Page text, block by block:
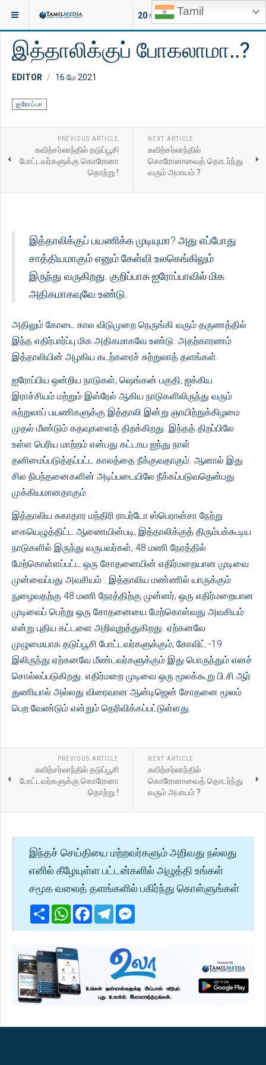
Tamil
20 NEW ARTICLES
இருக்குமிடம்: செய்திகள்
இத்தாலிக்குப் போகலாமா..?
EDITOR 16 மே 2021
ஐரோப்பா
PREVIOUS ARTICLE
சுவிற்சர்லாந்தில் தடுப்பூசி
போட்டவர்களுக்கு கொரோனா
தொற்று !
NEXT ARTICLE
சுவிற்சர்லாந்தில்
கொரோனாவைத் தொடர்ந்து
வரும் அபாயம் ?
இத்தாலிக்குப் பயணிக்க முடியுமா? அது எப்போது
சாத்தியமாகும் எனும் கேள்வி உலகெங்கிலும்
இருந்து வருகிறது. குறிப்பாக ஐரோப்பாவில் மிக
அதிகமாகவுவே உண்டு.
அதிலும் கோடை கால விடுமுறை நெருங்கி வரும் தருணத்தில்
இந்த எதிர்பார்ப்பு மிக அதிகமாகவே உண்டு. அதற்காரணம்
இத்தாலியின் அழகிய கடற்கரைச் சுற்றுலாத் தளங்கள்.
ஐரோப்பிய ஒன்றிய நாடுகள், ஷெங்கன் பகுதி, ஐக்கிய
இராச்சியம் மற்றும் இஸ்ரேல் ஆகிய நாடுகளிலிருந்து வரும்
சுற்றுலாப் பயணிகளுக்கு இத்தாலி இன்று ஞாயிற்றுக்கிழமை
முதல் மீண்டும் கதவுகளைத் திறக்கிறது. இந்தத் திறப்பிலே
உள்ள பெரிய மாற்றம் என்பது கட்டாய ஐந்து நாள்
தனிமைப்படுத்தப்பட்ட காலத்தை நீக்குவதாகும். ஆனால் இது
சில நிபந்தனைகளின் அடிப்படையிலே நீக்கப்படுவதென்பது
முக்கியமானதாகும்.
இத்தாலிய சுகாதார மந்திரி ராபர்டோ ஸ்பெரான்சா நேற்று
கையெழுத்திட்ட ஆணையின்படி, இத்தாலிக்குத் திரும்பக்கூடிய
நாடுகளில் இருந்து வருபவர்கள், 48 மணி நேரத்தில்
மேற்கொள்ளப்பட்ட ஒரு சோதனையின் எதிர்மறையான முடிவை
முன்வைப்பது அவசியம் . இத்தாலிய மண்ணில் யாருக்கும்
நுழைவதற்கு 48 மணி நேரத்திற்கு முன்னர், ஒரு எதிர்மறையான
முடிவைப் பெற்று ஒரு சோதனையை மேற்கொள்வது அவசியம்
என்று புதிய கட்டளை அறிவுறுத்துகிறது. ஏற்கனவே
முழுமையாக தடுப்பூசி போட்டவர்களுக்கும், கோவிட் -19
இலிருந்து ஏற்கனவே மீண்டவர்களுக்கும் இது பொருந்தும் எனச்
சொல்லப்படுகிறது. எதிர்மறை முடிவை ஒரு மூலக்கூறு பி.சி.ஆர்
துணியால் அல்லது விரைவான ஆன்டிஜென் சோதனை மூலம்
பெற வேண்டும் என்றும் தெரிவிக்கப்பட்டுள்ளது.
PREVIOUS ARTICLE
சுவிற்சர்லாந்தில் தடுப்பூசி
போட்டவர்களுக்கு கொரோனா
தொற்று !
NEXT ARTICLE
சுவிற்சர்லாந்தில்
கொரோனாவைத் தொடர்ந்து
வரும் அபாயம் ?
இந்தச் செய்தியை மற்றவர்களும் அறிவது நல்லது
எனில் கீழேயுள்ள பட்டன்களில் அழுத்தி உங்கள்
சமூக வலைத் தளங்களில் பகிர்ந்து கொள்ளுங்கள்
ShareWhatsApp
Facebook
Telegram